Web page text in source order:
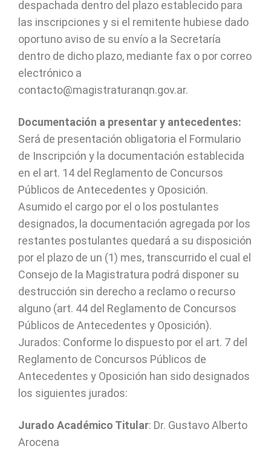
despachada dentro del plazo establecido para
las inscripciones y si el remitente hubiese dado
oportuno aviso de su envío a la Secretaría
dentro de dicho plazo, mediante fax o por correo
electrónico a
contacto@magistraturanqn.gov.ar.
Documentación a presentar y antecedentes:
Será de presentación obligatoria el Formulario
de Inscripción y la documentación establecida
en el art. 14 del Reglamento de Concursos
Públicos de Antecedentes y Oposición.
Asumido el cargo por el o los postulantes
designados, la documentación agregada por los
restantes postulantes quedará a su disposición
por el plazo de un (1) mes, transcurrido el cual el
Consejo de la Magistratura podrá disponer su
destrucción sin derecho a reclamo o recurso
alguno (art. 44 del Reglamento de Concursos
Públicos de Antecedentes y Oposición).
Jurados: Conforme lo dispuesto por el art. 7 del
Reglamento de Concursos Públicos de
Antecedentes y Oposición han sido designados
los siguientes jurados:
Jurado Académico Titular: Dr. Gustavo Alberto
Arocena